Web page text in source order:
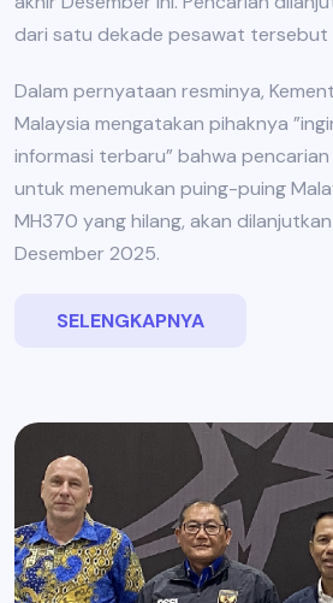
dari satu dekade pesawat tersebut
Dalam pernyataan resminya,
Malaysia mengatakan pihaknya
informasi terbaru” bahwa
untuk menemukan puing-puing
MH370 yang hilang, akan
Desember 2025.
SELENGKAPNYA